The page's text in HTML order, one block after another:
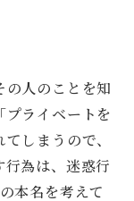
人のことを知
プライベートを
しまうので、
為は、迷惑行
本名を考えて